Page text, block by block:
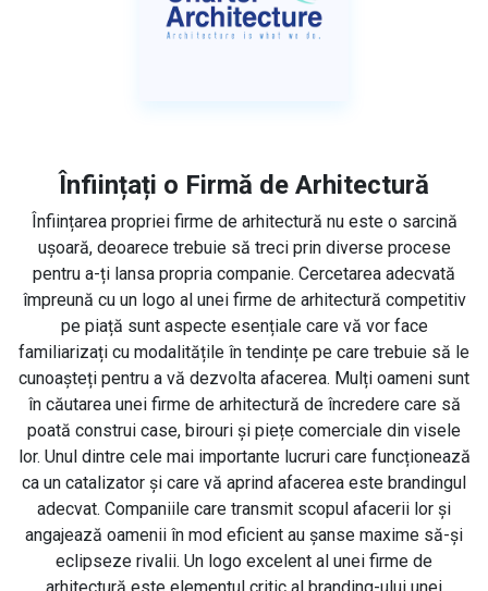
Înființați o Firmă de Arhitectură
Înființarea propriei firme de arhitectură nu este o sarcină
ușoară, deoarece trebuie să treci prin diverse procese
pentru a-ți lansa propria companie. Cercetarea adecvată
împreună cu un logo al unei firme de arhitectură competitiv
pe piață sunt aspecte esențiale care vă vor face
familiarizați cu modalitățile în tendințe pe care trebuie să le
cunoașteți pentru a vă dezvolta afacerea. Mulți oameni sunt
în căutarea unei firme de arhitectură de încredere care să
poată construi case, birouri și piețe comerciale din visele
lor. Unul dintre cele mai importante lucruri care funcționează
ca un catalizator și care vă aprind afacerea este brandingul
adecvat. Companiile care transmit scopul afacerii lor și
angajează oamenii în mod eficient au șanse maxime să-și
eclipseze rivalii. Un logo excelent al unei firme de